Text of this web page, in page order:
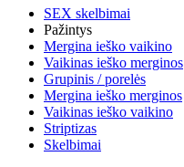
SEX skelbimai
Pažintys
Mergina ieško vaikino
Vaikinas ieško merginos
Grupinis / porelės
Mergina ieško merginos
Vaikinas ieško vaikino
Striptizas
Skelbimai